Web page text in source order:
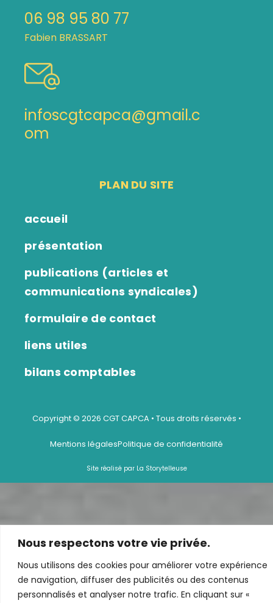
Nous respectons votre vie privée.
Nous utilisons des cookies pour améliorer votre expérience
de navigation, diffuser des publicités ou des contenus
personnalisés et analyser notre trafic. En cliquant sur «
06 98 95 80 77
Fabien BRASSART
infoscgtcapca@gmail.c
om
PLAN DU SITE
accueil
présentation
publications (articles et
communications syndicales)
formulaire de contact
liens utiles
bilans comptables
Copyright © 2026 CGT CAPCA • Tous droits réservés •
Mentions légalesPolitique de confidentialité
Site réalisé par La Storytelleuse